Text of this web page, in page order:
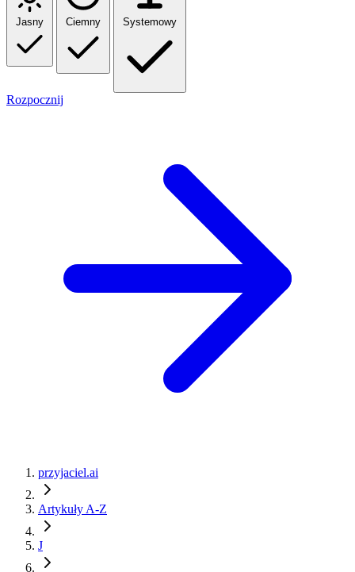
Jasny Ciemny Systemowy
Rozpocznij
przyjaciel.ai
Artykuły A-Z
J